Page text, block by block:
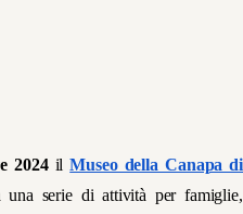
2024 ilMuseo della Canapa di
una serie di attività per famiglie,